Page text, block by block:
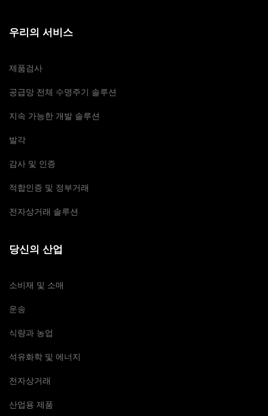
우리의 서비스
제품검사
공급망 전체 수명주기 솔루션
지속 가능한 개발 솔루션
발각
감사 및 인증
적합인증 및 정부거래
전자상거래 솔루션
당신의 산업
소비재 및 소매
운송
식량과 농업
석유화학 및 에너지
전자상거래
산업용 제품